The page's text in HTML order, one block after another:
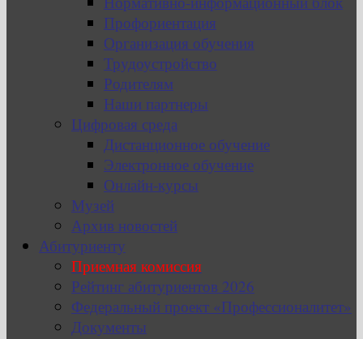
Профориентация
Организация обучения
Трудоустройство
Родителям
Наши партнеры
Цифровая среда
Дистанционное обучение
Электронное обучение
Онлайн-курсы
Музей
Архив новостей
Абитуриенту
Приемная комиссия
Рейтинг абитуриентов 2026
Федеральный проект «Профессионалитет»
Документы